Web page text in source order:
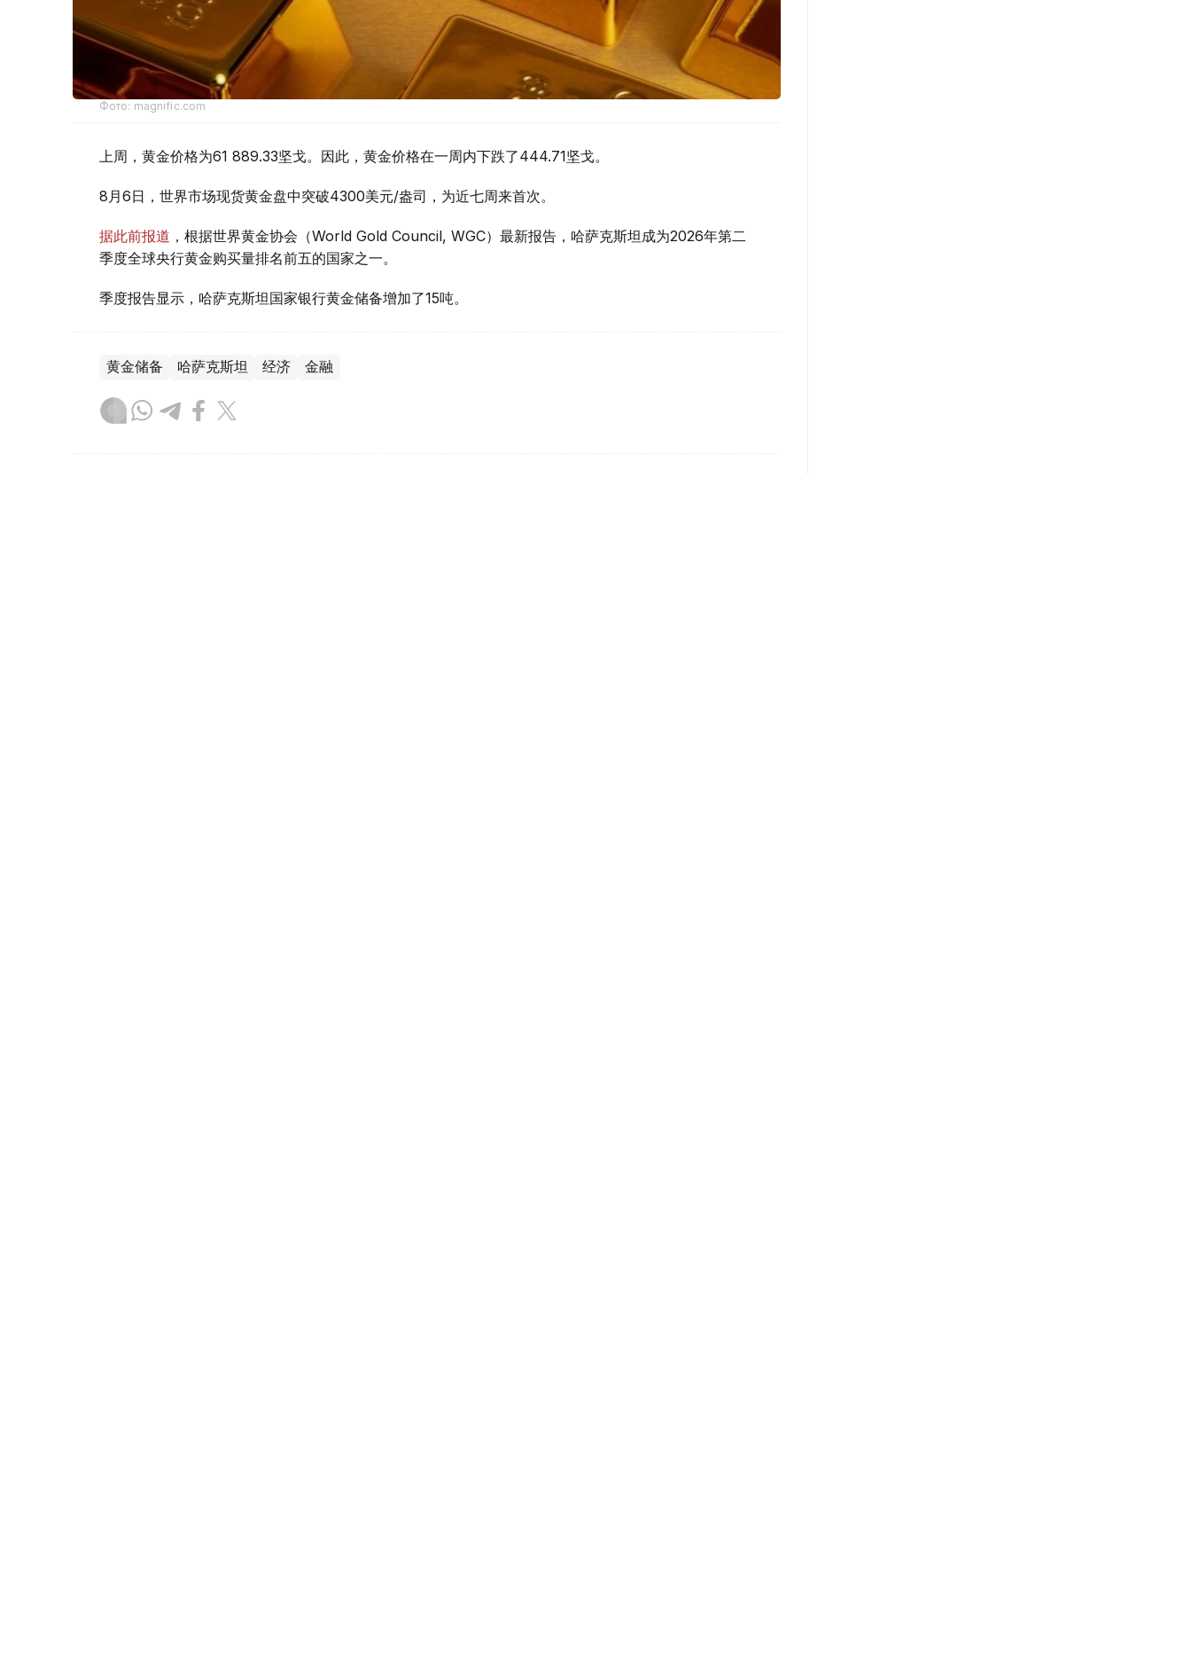
Фото: magnific.com
上周，黄金价格为61 889.33坚戈。因此，黄金价格在一周内下跌了444.71坚戈。
8月6日，世界市场现货黄金盘中突破4300美元/盎司，为近七周来首次。
据此前报道 ，根据世界黄金协会（World Gold Council, WGC）最新报告，哈萨克斯坦成为2026年第二
季度全球央行黄金购买量排名前五的国家之一。
季度报告显示，哈萨克斯坦国家银行黄金储备增加了15吨。
黄金储备 哈萨克斯坦 经济 金融